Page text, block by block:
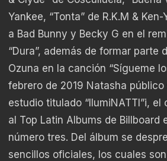
Yankee, “Tonta” de R.K.M &
a Bad Bunny y Becky G en el
“Dura”, además de formar parte
Ozuna en la canción “Sígueme
febrero de 2019 Natasha público
estudio titulado “IlumiNATTI”i,
al Top Latin Albums de Billboard
número tres. Del álbum se
sencillos oficiales, los cuales son